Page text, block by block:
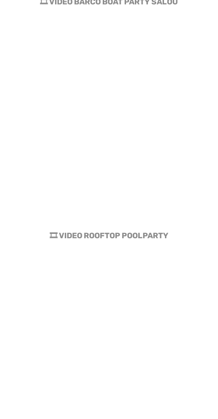
🎞 VIDEO ROOFTOP POOLPARTY